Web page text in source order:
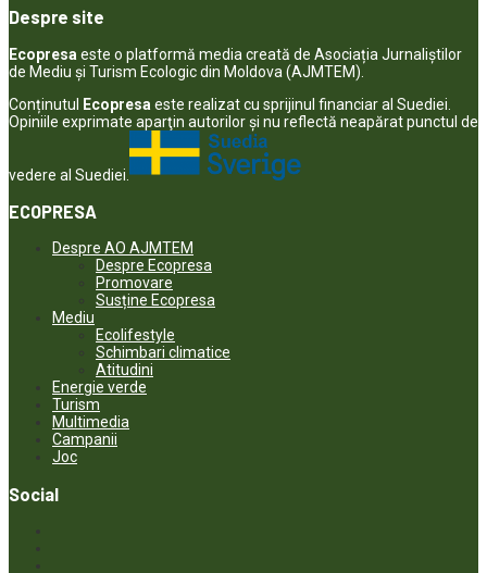
Despre site
Ecopresa este o platformă media creată de Asociația Jurnaliștilor
de Mediu și Turism Ecologic din Moldova (AJMTEM).
Conținutul Ecopresa este realizat cu sprijinul financiar al Suediei.
Opiniile exprimate aparţin autorilor şi nu reflectă neapărat punctul de
vedere al Suediei.
ECOPRESA
Despre AO AJMTEM
Despre Ecopresa
Promovare
Susține Ecopresa
Mediu
Ecolifestyle
Schimbari climatice
Atitudini
Energie verde
Turism
Multimedia
Campanii
Joc
Social